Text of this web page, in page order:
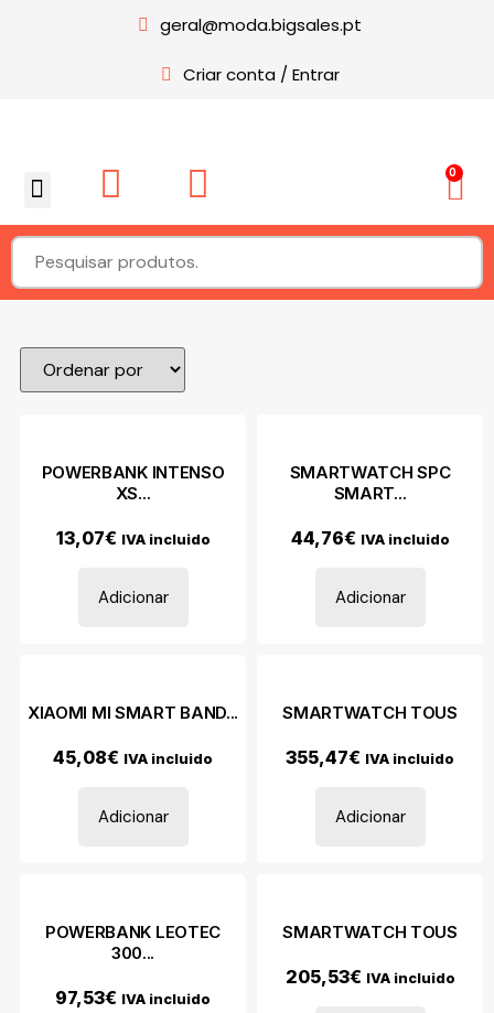
geral@moda.bigsales.pt
Criar conta / Entrar
0
POWERBANK INTENSO
XS...
13,07€ IVA incluido
Adicionar
SMARTWATCH SPC
SMART...
44,76€ IVA incluido
Adicionar
XIAOMI MI SMART BAND...
45,08€ IVA incluido
Adicionar
SMARTWATCH TOUS
355,47€ IVA incluido
Adicionar
POWERBANK LEOTEC
300...
97,53€ IVA incluido
SMARTWATCH TOUS
205,53€ IVA incluido